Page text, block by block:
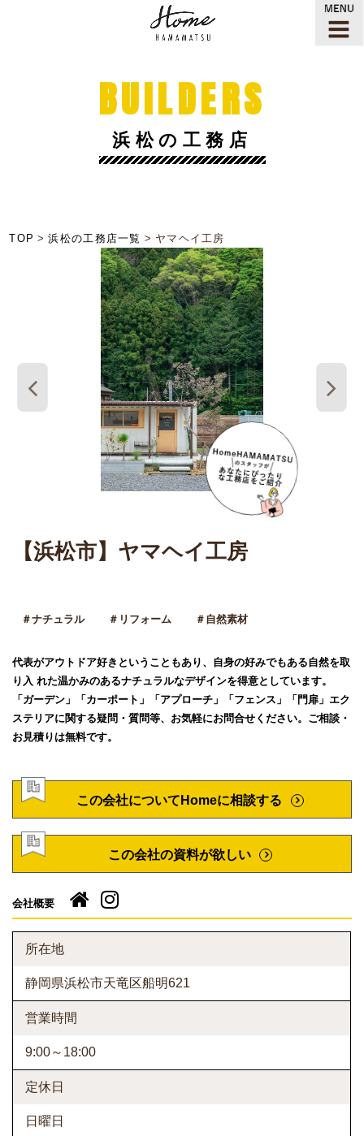
BUILDERS
浜松の工務店
TOP 浜松の工務店一覧 ヤマヘイ工房
【浜松市】ヤマヘイ工房
＃ナチュラル ＃リフォーム ＃自然素材
代表がアウトドア好きということもあり、自身の好みでもある自然を取
り入 れた温かみのあるナチュラルなデザインを得意としています。
「ガーデン」「カーポート」「アプローチ」「フェンス」「門扉」エク
ステリアに関する疑問・質問等、お気軽にお問合せください。ご相談・
お見積りは無料です。
この会社についてHomeに相談する
この会社の資料が欲しい
会社概要
所在地
静岡県浜松市天竜区船明621
営業時間
9:00～18:00
定休日
日曜日